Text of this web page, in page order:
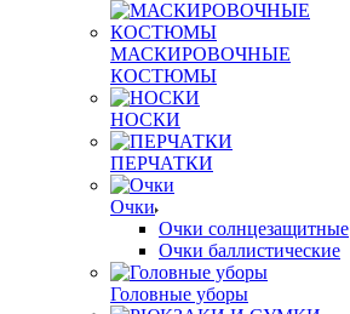
МАСКИРОВОЧНЫЕ
КОСТЮМЫ
НОСКИ
ПЕРЧАТКИ
Очки
Очки солнцезащитные
Очки баллистические
Головные уборы